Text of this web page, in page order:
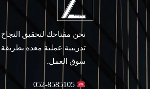
نحن مفتاحك لتحقيق
تدريبية عملية معده
سوق العمل.
052-8585105